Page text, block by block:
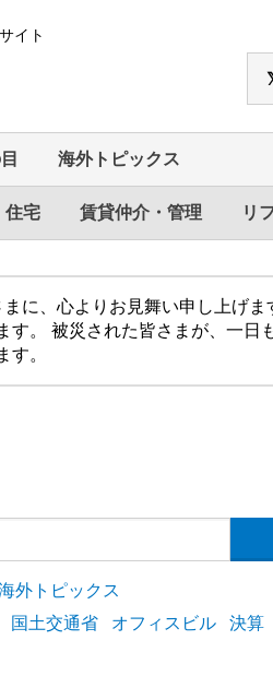
イト
海外トピックス
住宅 賃貸仲介・管理 リ
に、心よりお見舞い申し上げ
す。 被災された皆さまが、一
す。
外トピックス
国土交通省 オフィスビル 決算